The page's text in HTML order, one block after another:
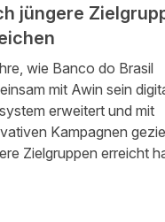
jüngere
wie Banco do Brasil
mit Awin sein
erweitert und mit
Kampagnen
Zielgruppen erreicht